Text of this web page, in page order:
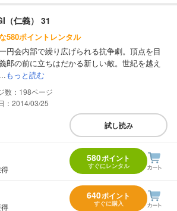
（仁義） 31
580ポイントレンタル
円会内部で繰り広げられる抗争劇。頂点を目
郎の前に立ちはだかる新しい敵。世紀を越え
もっと読む
198
：2014/03/25
試し読み
580ポイント
すぐにレンタル
640ポイント
すぐに購入